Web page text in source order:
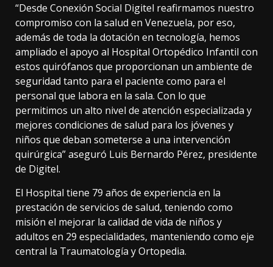
“Desde Conexión Social Digitel reafirmamos nuestro
compromiso con la salud en Venezuela, por eso,
además de toda la dotación en tecnología, hemos
ampliado el apoyo al Hospital Ortopédico Infantil con
estos quirófanos que proporcionan un ambiente de
seguridad tanto para el paciente como para el
personal que labora en la sala. Con lo que
permitimos un alto nivel de atención especializada y
mejores condiciones de salud para los jóvenes y
niños que deban someterse a una intervención
quirúrgica” aseguró Luis Bernardo Pérez, presidente
de Digitel.
El Hospital tiene 79 años de experiencia en la
prestación de servicios de salud, teniendo como
misión el mejorar la calidad de vida de niños y
adultos en 29 especialidades, manteniendo como eje
central la Traumatología y Ortopedia.